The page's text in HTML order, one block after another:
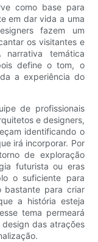
como base para
em dar vida a uma
fazem um
os visitantes e
temática
define o tom, o
a experiência do
de profissionais
e designers,
identificando o
irá incorporar. Por
de exploração
futurista ou eras
o suficiente para
bastante para criar
a história esteja
tema permeará
das atrações